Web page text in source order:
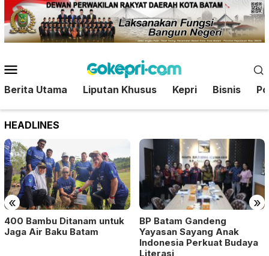
Loncat
ke
konten
Mobile
Berita Utama Liputan Khusus Kepri Bisnis
HEADLINES
« »
400 Bambu Ditanam untuk
Jaga Air Baku Batam
BP Batam Gandeng
Yayasan Sayang Anak
Indonesia Perkuat Budaya
Literasi